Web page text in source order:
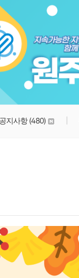
공지사항(480)